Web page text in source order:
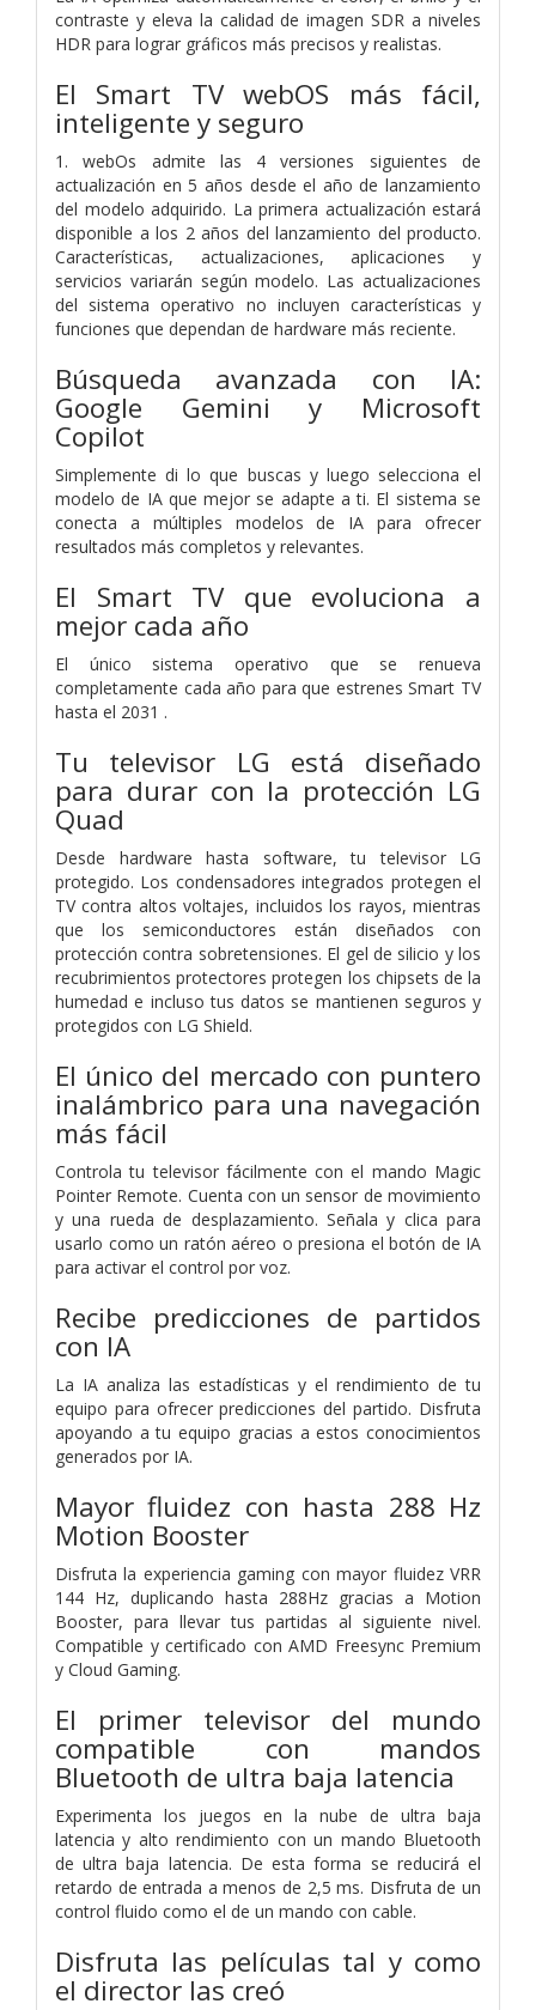
contraste y eleva la calidad de imagen SDR a niveles
HDR para lograr gráficos más precisos y realistas.
El Smart TV webOS más fácil,
inteligente y seguro
1. webOs admite las 4 versiones siguientes de
actualización en 5 años desde el año de lanzamiento
del modelo adquirido. La primera actualización estará
disponible a los 2 años del lanzamiento del producto.
Características, actualizaciones, aplicaciones y
servicios variarán según modelo. Las actualizaciones
del sistema operativo no incluyen características y
funciones que dependan de hardware más reciente.
Búsqueda avanzada con IA:
Google Gemini y Microsoft
Copilot
Simplemente di lo que buscas y luego selecciona el
modelo de IA que mejor se adapte a ti. El sistema se
conecta a múltiples modelos de IA para ofrecer
resultados más completos y relevantes.
El Smart TV que evoluciona a
mejor cada año
El único sistema operativo que se renueva
completamente cada año para que estrenes Smart TV
hasta el 2031 .
Tu televisor LG está diseñado
para durar con la protección LG
Quad
Desde hardware hasta software, tu televisor LG
protegido. Los condensadores integrados protegen el
TV contra altos voltajes, incluidos los rayos, mientras
que los semiconductores están diseñados con
protección contra sobretensiones. El gel de silicio y los
recubrimientos protectores protegen los chipsets de la
humedad e incluso tus datos se mantienen seguros y
protegidos con LG Shield.
El único del mercado con puntero
inalámbrico para una navegación
más fácil
Controla tu televisor fácilmente con el mando Magic
Pointer Remote. Cuenta con un sensor de movimiento
y una rueda de desplazamiento. Señala y clica para
usarlo como un ratón aéreo o presiona el botón de IA
para activar el control por voz.
Recibe predicciones de partidos
con IA
La IA analiza las estadísticas y el rendimiento de tu
equipo para ofrecer predicciones del partido. Disfruta
apoyando a tu equipo gracias a estos conocimientos
generados por IA.
Mayor fluidez con hasta 288 Hz
Motion Booster
Disfruta la experiencia gaming con mayor fluidez VRR
144 Hz, duplicando hasta 288Hz gracias a Motion
Booster, para llevar tus partidas al siguiente nivel.
Compatible y certificado con AMD Freesync Premium
y Cloud Gaming.
El primer televisor del mundo
compatible con mandos
Bluetooth de ultra baja latencia
Experimenta los juegos en la nube de ultra baja
latencia y alto rendimiento con un mando Bluetooth
de ultra baja latencia. De esta forma se reducirá el
retardo de entrada a menos de 2,5 ms. Disfruta de un
control fluido como el de un mando con cable.
Disfruta las películas tal y como
el director las creó